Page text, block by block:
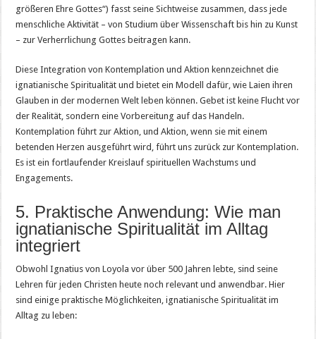
größeren Ehre Gottes“) fasst seine Sichtweise zusammen, dass jede
menschliche Aktivität – von Studium über Wissenschaft bis hin zu Kunst
– zur Verherrlichung Gottes beitragen kann.
Diese Integration von Kontemplation und Aktion kennzeichnet die
ignatianische Spiritualität und bietet ein Modell dafür, wie Laien ihren
Glauben in der modernen Welt leben können. Gebet ist keine Flucht vor
der Realität, sondern eine Vorbereitung auf das Handeln.
Kontemplation führt zur Aktion, und Aktion, wenn sie mit einem
betenden Herzen ausgeführt wird, führt uns zurück zur Kontemplation.
Es ist ein fortlaufender Kreislauf spirituellen Wachstums und
Engagements.
5. Praktische Anwendung: Wie man
ignatianische Spiritualität im Alltag
integriert
Obwohl Ignatius von Loyola vor über 500 Jahren lebte, sind seine
Lehren für jeden Christen heute noch relevant und anwendbar. Hier
sind einige praktische Möglichkeiten, ignatianische Spiritualität im
Alltag zu leben: